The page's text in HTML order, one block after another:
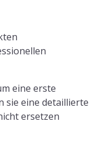
eine erste
sie eine detaillierte
ersetzen